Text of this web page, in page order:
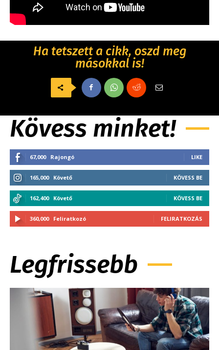
Ha tetszett a cikk, oszd meg
másokkal is!
Kövess minket!
67,000 Rajongó LIKE
165,000 Követő KÖVESS BE
162,400 Követő KÖVESS BE
360,000 Feliratkozó FELIRATKOZÁS
Legfrissebb